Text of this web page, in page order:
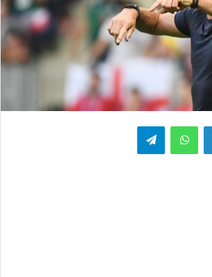
لينكدإن واتساب تيلقرام